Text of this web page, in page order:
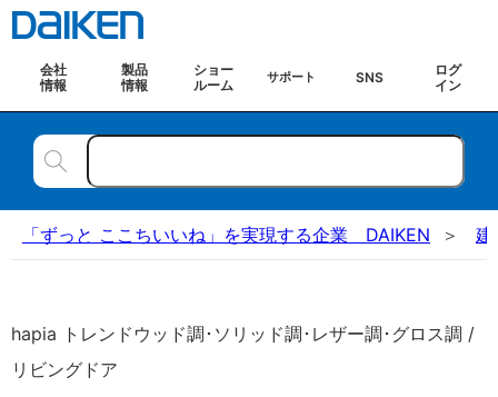
会社
情報
製品
情報
ショー
ルーム
サポート SNS
ログ
イン
「ずっと ここちいいね」を実現する企業 DAIKEN 建
hapia トレンドウッド調･ソリッド調･レザー調･グロス調 /
リビングドア